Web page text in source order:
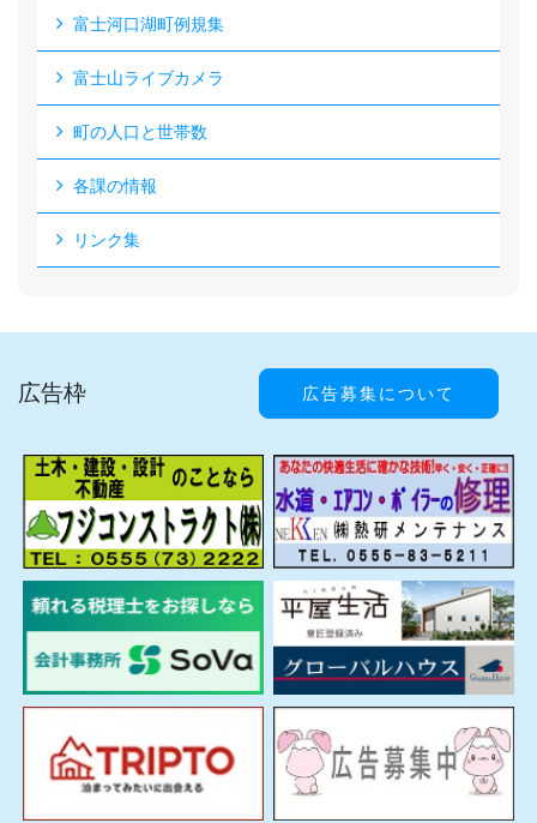
富士河口湖町例規集
富士山ライブカメラ
町の人口と世帯数
各課の情報
リンク集
広告枠 広告募集について